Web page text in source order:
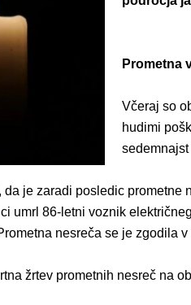
Prometna
Včeraj so
hudimi
je zaradi posledic prometne
umrl 86-letni voznik
nesreča se je zgodila v
žrtev prometnih nesreč na